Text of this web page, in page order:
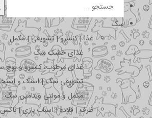
سگ
غذا | کنسرو | تشویقی | مکمل
غذای خشک سگ
غذای مرطوب، کنسرو و
تشویقی سگ | اسنک و
مکمل و مولتی ویتامین سگ
ظرف | قلاده | اسباب بازی | باکس